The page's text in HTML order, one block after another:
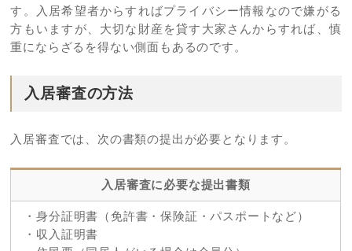
す。入居希望者からすればプライバシー情報なので嫌がる
方もいますが、大切な財産を貸す大家さんからすれば、慎
重にならざるを得ない側面もあるのです。
入居審査の方法
入居審査では、次の書類の提出が必要となります。
入居審査に必要な提出書類
・身分証明書（免許書・保険証・パスポートなど）
・収入証明書